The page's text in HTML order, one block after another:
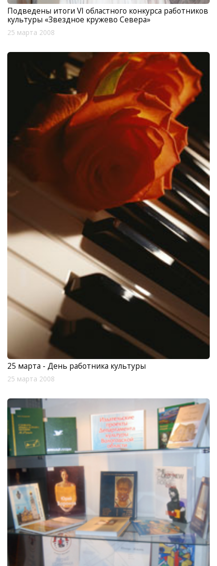
Подведены итоги VI областного конкурса работников
культуры «Звездное кружево Севера»
25 марта 2008
25 марта - День работника культуры
25 марта 2008